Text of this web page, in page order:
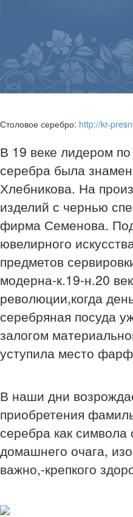
Столовое серебро: http://kr-
В 19 веке лидером по
серебра была
Хлебникова. На
изделий с чернью
фирма Семенова.
ювелирного
предметов
модерна-к.19-н.20
революции,когда
серебряная посуда
залогом
уступила место
В наши дни
приобретения
серебра как
домашнего очага,
важно,-крепкого